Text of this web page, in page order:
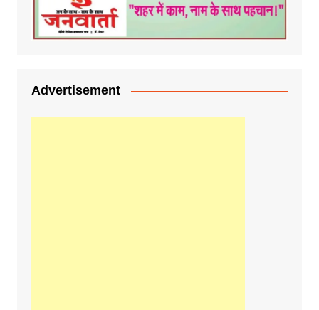
Advertisement